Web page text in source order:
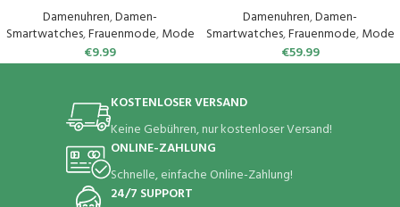
44mm/Galaxy Watch 5 Pro
45mm/Watch 6 Classic/Watch 4
Classic, Elastisch Uhrenarmband
Sport Loop Ersatzarmband für
Damenuhren,Damen-
Smartwatches,Frauenmode,Mode
€9.99
Periodenverfolgung, 110+ Sport,
Herzfrequenz, SpO2
Schlafmonitor, IP68 Fitnessuhr
Tracker für iOS Android
Damenuhren,Damen-
Smartwatches,Frauenmode,Mode
€59.99
KOSTENLOSER VERSAND
Keine Gebühren, nur kostenloser Versand!
ONLINE-ZAHLUNG
Schnelle, einfache Online-Zahlung!
24/7 SUPPORT